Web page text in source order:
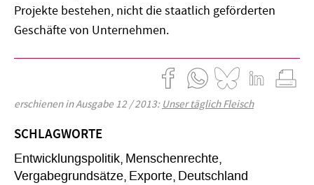
Projekte bestehen, nicht die staatlich geförderten
Geschäfte von Unternehmen.
erschienen in Ausgabe 12 / 2013: Unser täglich Fleisch
SCHLAGWORTE
Entwicklungspolitik Menschenrechte
Vergabegrundsätze Exporte Deutschland